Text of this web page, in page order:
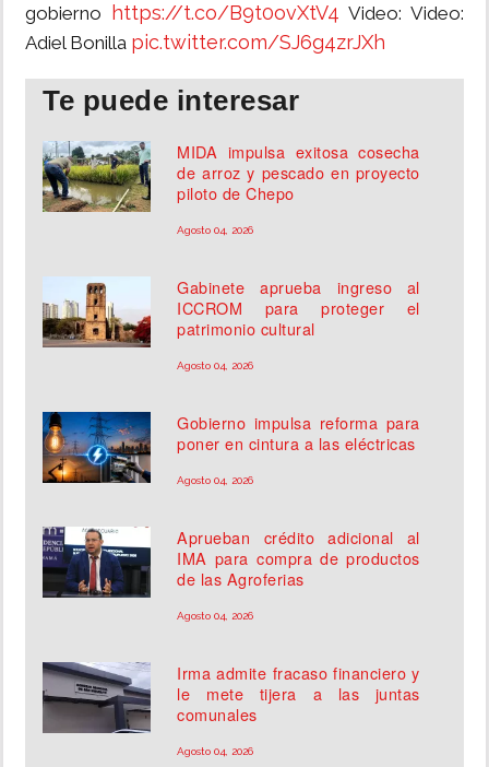
gobierno
https://t.co/B9t0ovXtV4 Video: Video:
Adiel Bonilla pic.twitter.com/SJ6g4zrJXh
Te puede interesar
MIDA impulsa exitosa cosecha
de arroz y pescado en proyecto
piloto de Chepo
Agosto 04, 2026
Gabinete aprueba ingreso al
ICCROM para proteger el
patrimonio cultural
Agosto 04, 2026
Gobierno impulsa reforma para
poner en cintura a las eléctricas
Agosto 04, 2026
Aprueban crédito adicional al
IMA para compra de productos
de las Agroferias
Agosto 04, 2026
Irma admite fracaso financiero y
le mete tijera a las juntas
comunales
Agosto 04, 2026